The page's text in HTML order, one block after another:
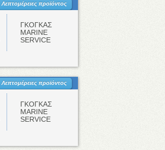
Λεπτομέρειες προϊόντος
ΓΚΟΓΚΑΣ
ΜΑRINE
SERVICE
Λεπτομέρειες προϊόντος
ΓΚΟΓΚΑΣ
ΜΑRINE
SERVICE